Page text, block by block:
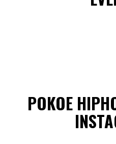
POKOE